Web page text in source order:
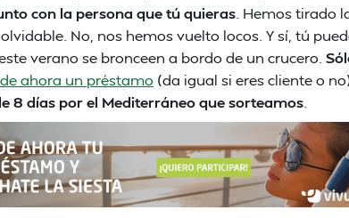
con la persona que tú quieras . Hemos tirado
No, nos hemos vuelto locos. Y sí, tú
verano se bronceen a bordo de un crucero.
ahora un préstamo (da igual si eres cliente o
8 días por el Mediterráneo que sorteamos